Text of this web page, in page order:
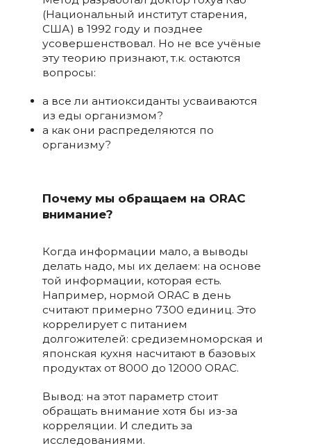
(Национальный институт старения,
США) в 1992 году и позднее
усовершенствовал. Но не все учёные
эту теорию признают, т.к. остаются
вопросы:
а все ли антиоксиданты усваиваются
из еды организмом?
а как они распределяются по
организму?
Почему мы обращаем на ORAC
внимание?
Когда информации мало, а выводы
делать надо, мы их делаем: на основе
той информации, которая есть.
Например, нормой ORAC в день
считают примерно 7300 единиц. Это
коррелирует с питанием
долгожителей: средиземноморская и
японская кухня насчитают в базовых
продуктах от 8000 до 12000 ORAC.
Вывод: на этот параметр стоит
обращать внимание хотя бы из-за
корреляции. И следить за
исследованиями.